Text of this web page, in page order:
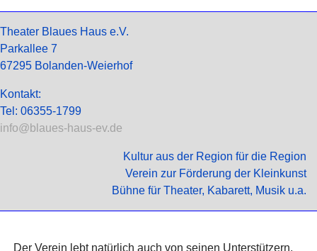
Theater Blaues Haus e.V.
Parkallee 7
67295 Bolanden-Weierhof
Kontakt:
Tel: 06355-1799
info@blaues-haus-ev.de
Kultur aus der Region für die Region
Verein zur Förderung der Kleinkunst
Bühne für Theater, Kabarett, Musik u.a.
Der Verein lebt natürlich auch von seinen Unterstützern,